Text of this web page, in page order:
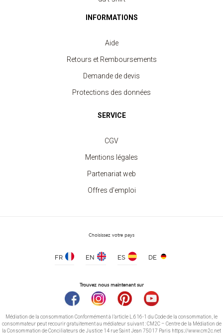
INFORMATIONS
Aide
Retours et Remboursements
Demande de devis
Protections des données
SERVICE
CGV
Mentions légales
Partenariat web
Offres d'emploi
Choisissez votre pays
FR EN ES DE
Trouvez nous maintenant sur
Médiation de la consommation Conformément à l’article L.616-1 du Code de la consommation, le
consommateur peut recourir gratuitement au médiateur suivant : CM2C – Centre de la Médiation de
la Consommation de Conciliateurs de Justice 14 rue Saint Jean 75017 Paris https://www.cm2c.net